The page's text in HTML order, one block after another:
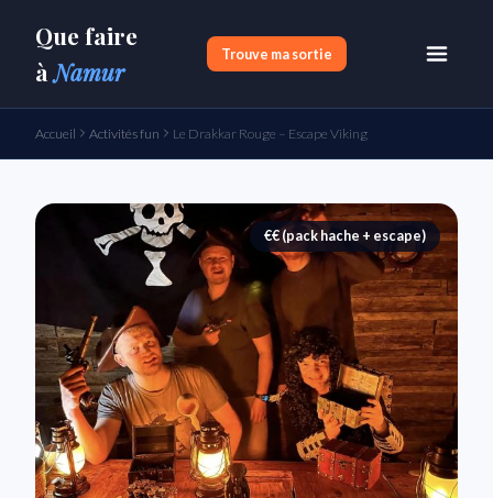
Que faire
àNamur
Trouve ma sortie
Accueil Activités fun Le Drakkar Rouge – Escape Viking
€€ (pack hache + escape)